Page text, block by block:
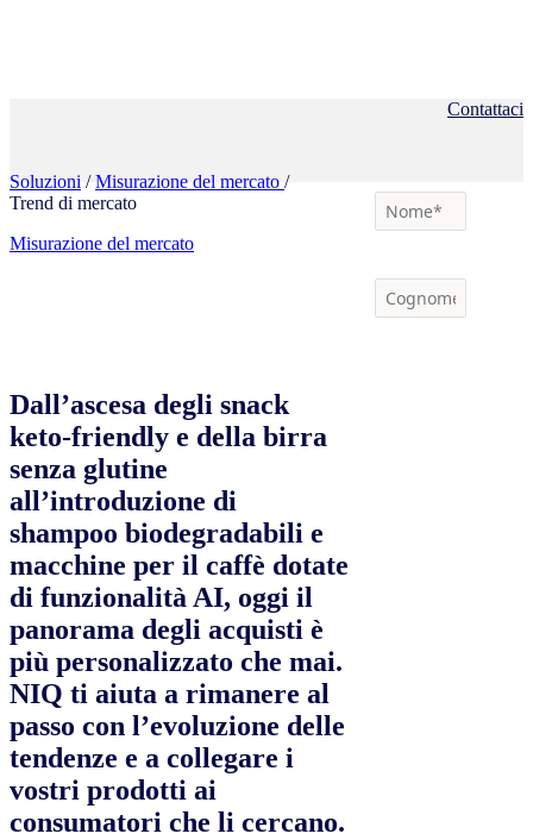
Soluzioni /Misurazione del mercato /
Trend di mercato
Misurazione del mercato
Contattaci
Dall’ascesa degli snack
keto-friendly e della birra
senza glutine
all’introduzione di
shampoo biodegradabili e
macchine per il caffè dotate
di funzionalità AI, oggi il
panorama degli acquisti è
più personalizzato che mai.
NIQ ti aiuta a rimanere al
passo con l’evoluzione delle
tendenze e a collegare i
vostri prodotti ai
consumatori che li cercano.